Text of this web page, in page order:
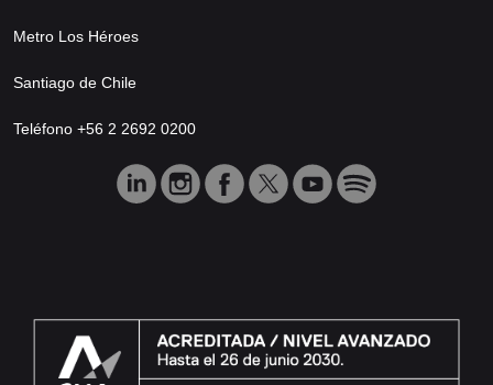
Metro Los Héroes
Santiago de Chile
Teléfono +56 2 2692 0200